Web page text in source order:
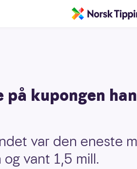
på kupongen
var den eneste
vant 1,5 mill.